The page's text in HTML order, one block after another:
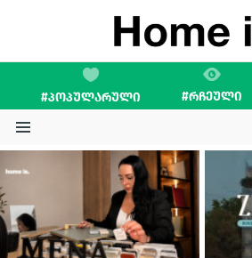
#ᲞᲝᲞᲣᲚᲐᲠᲣᲚᲘ #ᲠᲩᲔᲣᲚᲘ
STORIES